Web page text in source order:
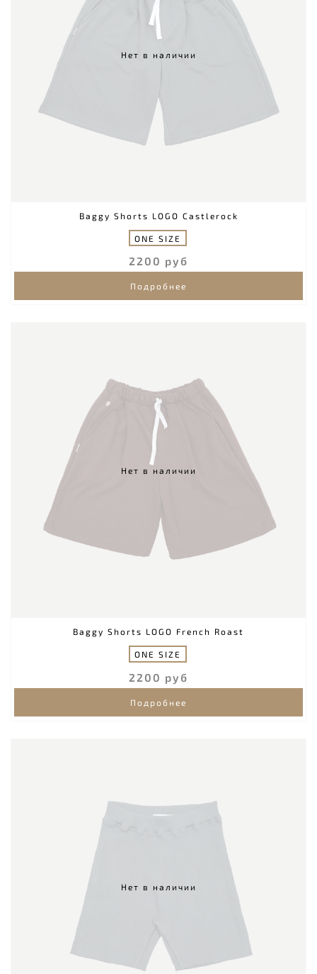
Нет в наличии
Baggy Shorts LOGO Castlerock
ONE SIZE
2200 руб
Подробнее
Нет в наличии
Baggy Shorts LOGO French Roast
ONE SIZE
2200 руб
Подробнее
Нет в наличии